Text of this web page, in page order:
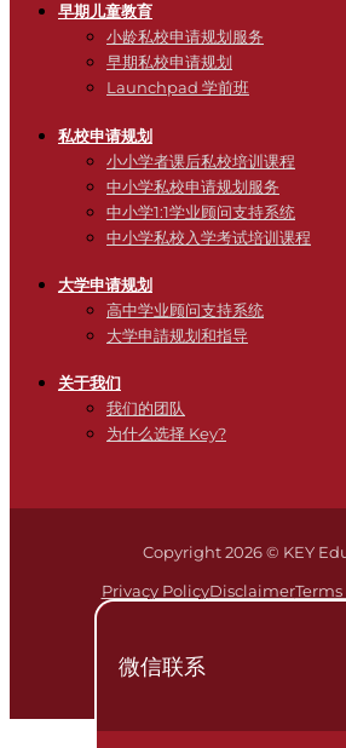
早期儿童教育
小龄私校申请规划服务
早期私校申请规划
Launchpad 学前班
私校申请规划
小小学者课后私校培训课程
中小学私校申请规划服务
中小学1:1学业顾问支持系统
中小学私校入学考试培训课程
大学申请规划
高中学业顾问支持系统
大学申請规划和指导
关于我们
我们的团队
为什么选择 Key?
Copyright 2026 © KEY
Privacy PolicyDisclaimerTerms
微信联系